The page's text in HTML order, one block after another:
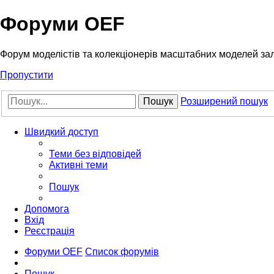
Форуми OEF
Форум моделістів та колекціонерів масштабних моделей
Пропустити
Пошук Розширений пошук
Швидкий доступ
Теми без відповідей
Активні теми
Пошук
Допомога
Вхід
Реєстрація
Форуми OEF Список форумів